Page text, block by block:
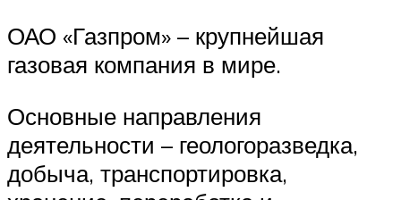
ОАО «Газпром» – крупнейшая
газовая компания в мире.
Основные направления
деятельности – геологоразведка,
добыча, транспортировка,